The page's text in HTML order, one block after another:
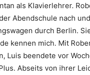
als Klavierlehrer.
Abendschule nach
durch Berlin.
kennen mich. Mit
Luis beendete vor
Abseits von ihrer